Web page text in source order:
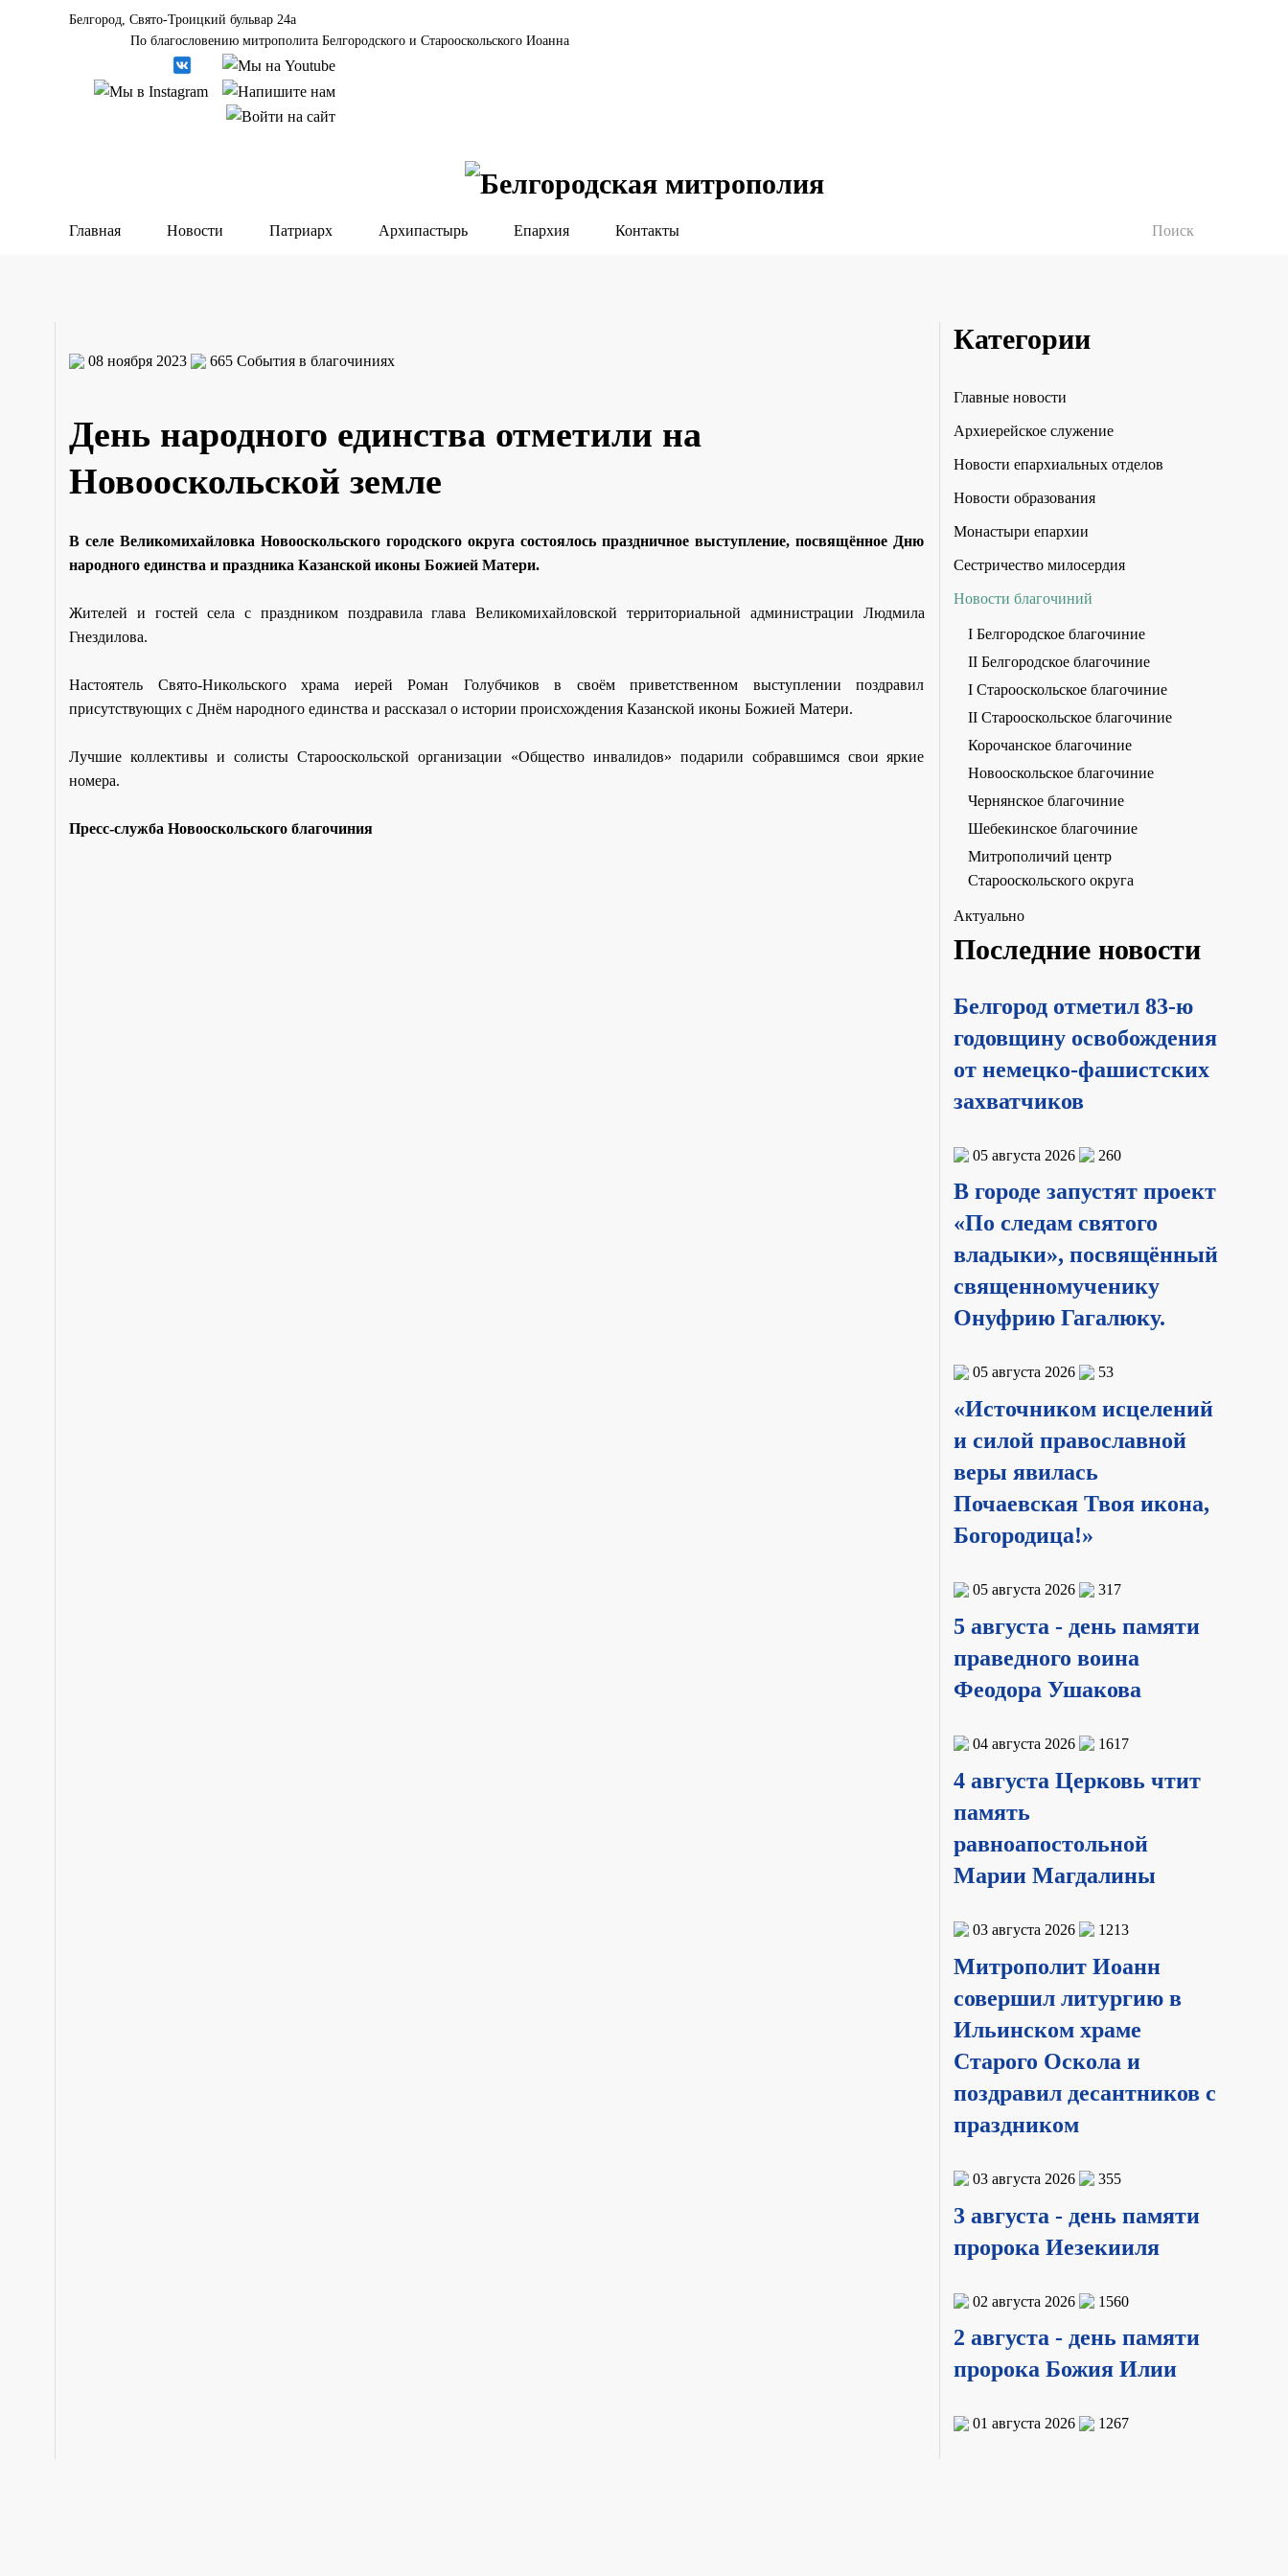
Белгород, Свято-Троицкий бульвар 24а
По благословению митрополита Белгородского и Старооскольского Иоанна
Главная Новости Патриарх Архипастырь Епархия Контакты
08 ноября 2023 665 События в благочиниях
День народного единства отметили на
Новооскольской земле
В селе Великомихайловка Новооскольского городского округа состоялось праздничное выступление, посвящённое Дню
народного единства и праздника Казанской иконы Божией Матери.
Жителей и гостей села с праздником поздравила глава Великомихайловской территориальной администрации Людмила
Гнездилова.
Настоятель Свято-Никольского храма иерей Роман Голубчиков в своём приветственном выступлении поздравил
присутствующих с Днём народного единства и рассказал о истории происхождения Казанской иконы Божией Матери.
Лучшие коллективы и солисты Старооскольской организации «Общество инвалидов» подарили собравшимся свои яркие
номера.
Пресс-служба Новооскольского благочиния
Категории
Главные новости
Архиерейское служение
Новости епархиальных отделов
Новости образования
Монастыри епархии
Сестричество милосердия
Новости благочиний
I Белгородское благочиние
II Белгородское благочиние
I Старооскольское благочиние
II Старооскольское благочиние
Корочанское благочиние
Новооскольское благочиние
Чернянское благочиние
Шебекинское благочиние
Митрополичий центр
Старооскольского округа
Актуально
Последние новости
Белгород отметил 83-ю
годовщину освобождения
от немецко-фашистских
захватчиков
05 августа 2026 260
В городе запустят проект
«По следам святого
владыки», посвящённый
священномученику
Онуфрию Гагалюку.
05 августа 2026 53
«Источником исцелений
и силой православной
веры явилась
Почаевская Твоя икона,
Богородица!»
05 августа 2026 317
5 августа - день памяти
праведного воина
Феодора Ушакова
04 августа 2026 1617
4 августа Церковь чтит
память
равноапостольной
Марии Магдалины
03 августа 2026 1213
Митрополит Иоанн
совершил литургию в
Ильинском храме
Старого Оскола и
поздравил десантников с
праздником
03 августа 2026 355
3 августа - день памяти
пророка Иезекииля
02 августа 2026 1560
2 августа - день памяти
пророка Божия Илии
01 августа 2026 1267